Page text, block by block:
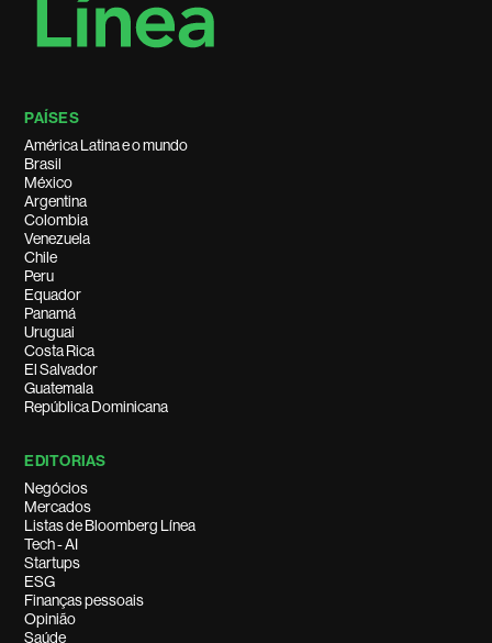
PAÍSES
América Latina e o mundo
Brasil
México
Argentina
Colombia
Venezuela
Chile
Peru
Equador
Panamá
Uruguai
Costa Rica
El Salvador
Guatemala
República Dominicana
EDITORIAS
Negócios
Mercados
Listas de Bloomberg Línea
Tech - AI
Startups
ESG
Finanças pessoais
Opinião
Saúde